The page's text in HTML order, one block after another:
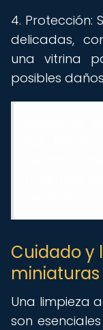
4. Protección:
delicadas,
una vitrina
posibles
Cuidado y
miniaturas
Una limpieza
son